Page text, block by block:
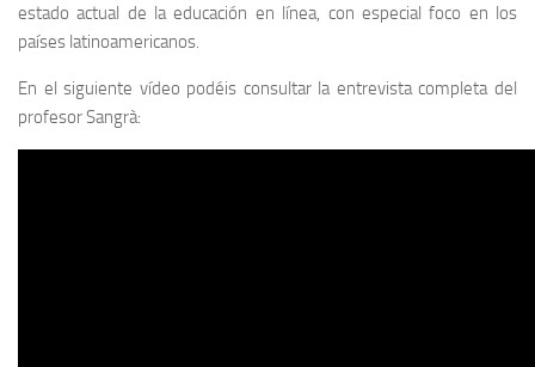
estado actual de la educación en línea, con especial foco en los
países latinoamericanos.
En el siguiente vídeo podéis consultar la entrevista completa del
profesor Sangrà: